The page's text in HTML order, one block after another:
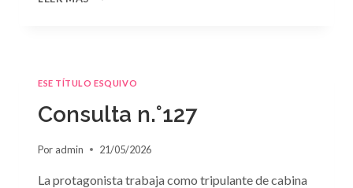
JANET
DAILEY
ESE TÍTULO ESQUIVO
Consulta n.°127
Por admin 21/05/2026
La protagonista trabaja como tripulante de cabina